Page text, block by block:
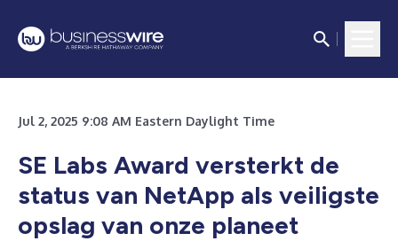
Jul 2, 2025 9:08 AM Eastern Daylight Time
SE Labs Award versterkt de
status van NetApp als veiligste
opslag van onze planeet